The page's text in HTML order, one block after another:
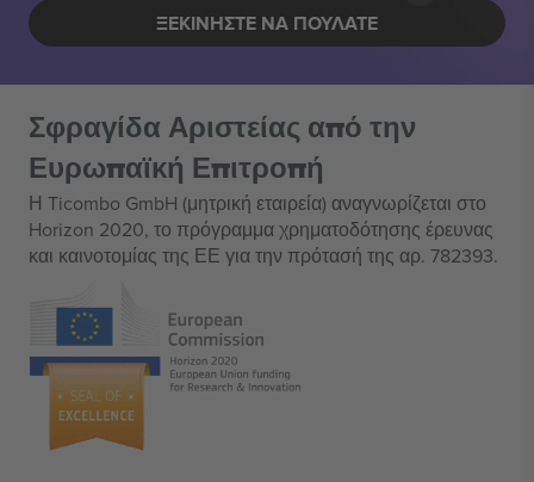
ΞΕΚΙΝΉΣΤΕ ΝΑ ΠΟΥΛΆΤΕ
Σφραγίδα Αριστείας από την
Ευρωπαϊκή Επιτροπή
Η Ticombo GmbH (μητρική εταιρεία) αναγνωρίζεται στο
Horizon 2020, το πρόγραμμα χρηματοδότησης έρευνας
και καινοτομίας της ΕΕ για την πρότασή της αρ. 782393.